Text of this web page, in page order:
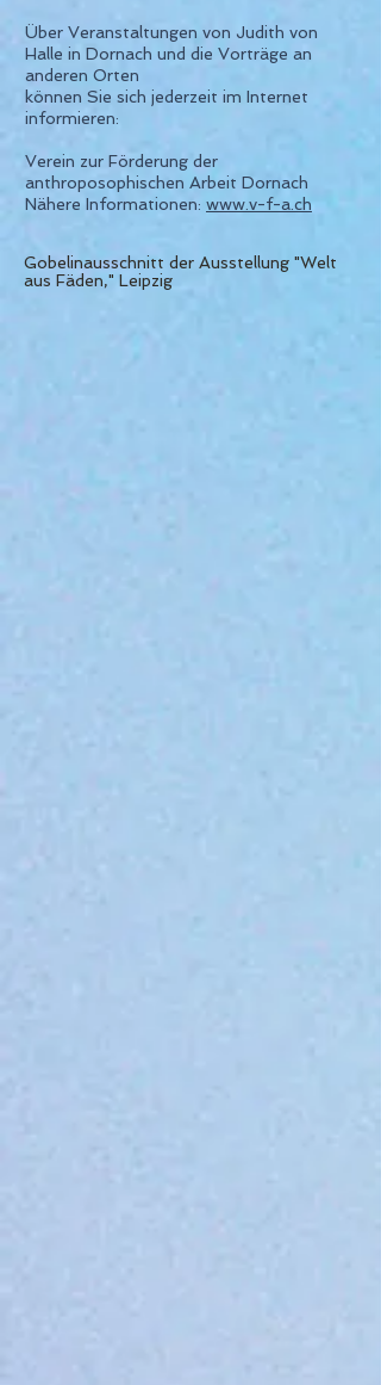
Über Veranstaltungen von Judith von
Halle in Dornach und die Vorträge an
anderen Orten
können Sie sich jederzeit im Internet
informieren:
Verein zur Förderung der
anthroposophischen Arbeit Dornach
Nähere Informationen: www.v-f-a.ch
Gobelinausschnitt der Ausstellung "Welt
aus Fäden," Leipzig